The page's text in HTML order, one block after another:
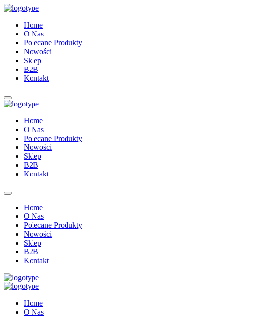
Home
O Nas
Polecane Produkty
Nowości
Sklep
B2B
Kontakt
Home
O Nas
Polecane Produkty
Nowości
Sklep
B2B
Kontakt
Home
O Nas
Polecane Produkty
Nowości
Sklep
B2B
Kontakt
Home
O Nas